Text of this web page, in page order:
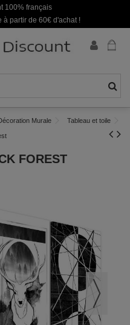
100% français
à partir de 60€ d'achat !
Murale Tableau et toile
FOREST